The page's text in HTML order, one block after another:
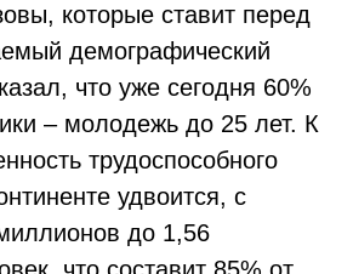
которые ставит перед
демографический
что уже сегодня 60%
– молодежь до 25 лет. К
трудоспособного
удвоится, с
до 1,56